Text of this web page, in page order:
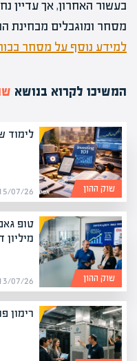
בעשור האחרון, אך עדיין
מסחר ומוגבלים מבחינת
למידע נוסף על מסחר
המשיכו לקרוא בנושא
לימוד
15/07/26 | מערכת אפיק שוק ההון
13/07/26 | מערכת אפיק שוק ההון
רימון